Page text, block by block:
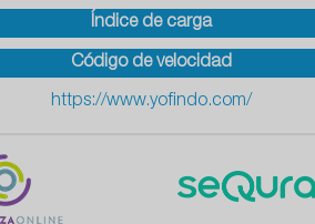
Índice de carga
Código de velocidad
https://www.yofindo.com/